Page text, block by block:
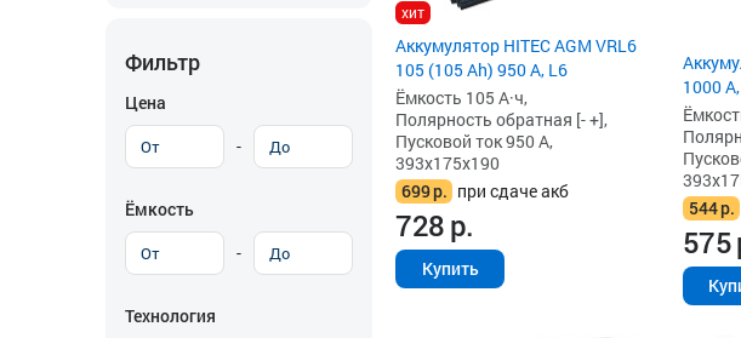
Фильтр
Цена
-
Ёмкость
-
Технология
хит
Аккумулятор HITEC AGM VRL6
105 (105 Ah) 950 А, L6
Ёмкость 105 А·ч,
Полярность обратная [- +],
Пусковой ток 950 А,
393x175x190
699р. при сдаче акб
728р.
Купить
1000
544р.
575